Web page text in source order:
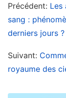
Jésus qui a
avec foi par
«Après que
donné un
Précédent: Les
sang :
derniers jours ?
Suivant:
royaume des